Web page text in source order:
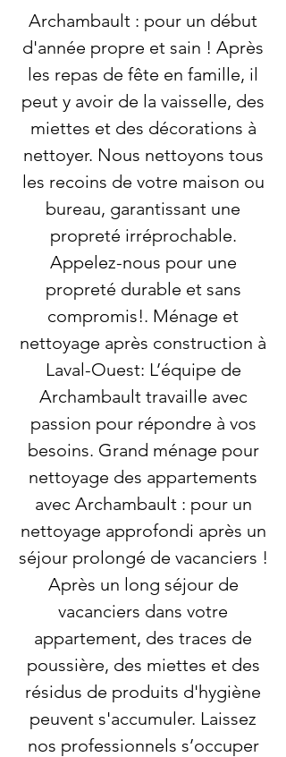
Archambault : pour un début
d'année propre et sain ! Après
les repas de fête en famille, il
peut y avoir de la vaisselle, des
miettes et des décorations à
nettoyer. Nous nettoyons tous
les recoins de votre maison ou
bureau, garantissant une
propreté irréprochable.
Appelez-nous pour une
propreté durable et sans
compromis!. Ménage et
nettoyage après construction à
Laval-Ouest: L’équipe de
Archambault travaille avec
passion pour répondre à vos
besoins. Grand ménage pour
nettoyage des appartements
avec Archambault : pour un
nettoyage approfondi après un
séjour prolongé de vacanciers !
Après un long séjour de
vacanciers dans votre
appartement, des traces de
poussière, des miettes et des
résidus de produits d'hygiène
peuvent s'accumuler. Laissez
nos professionnels s’occuper